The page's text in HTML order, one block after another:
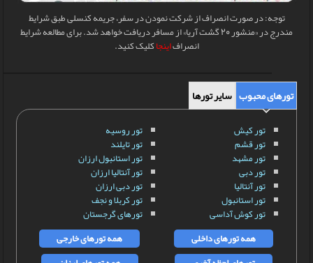
توجه: در صورت انصراف از شرکت نمودن در سفر، جریمه کنسلی طبق شرایط
مندرج در «منشور 20 گشت آریا» از مسافر دریافت خواهد شد. برای مطالعه شرایط
انصرافاینجاکلیک کنید.
تورهای محبوب سایر تورها
تور کیش
تور قشم
تور مشهد
تور دبی
تور آنتالیا
تور استانبول
تور کوش آداسی
تور روسیه
تور تایلند
تور استانبول ارزان
تور آنتالیا ارزان
تور دبی ارزان
تور کربلا و نجف
تورهای گرجستان
همه تورهای داخلی
همه تورهای خارجی